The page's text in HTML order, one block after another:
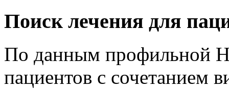
Поиск лечения для
По данным профильной
пациентов с сочетанием